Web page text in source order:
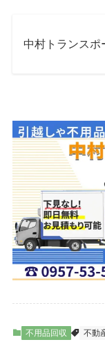
中村トランスポ
不用品回収 不動